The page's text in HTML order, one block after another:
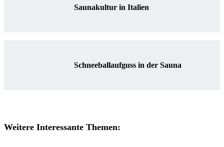
Saunakultur in Italien
Schneeballaufguss in der Sauna
Weitere Interessante Themen: